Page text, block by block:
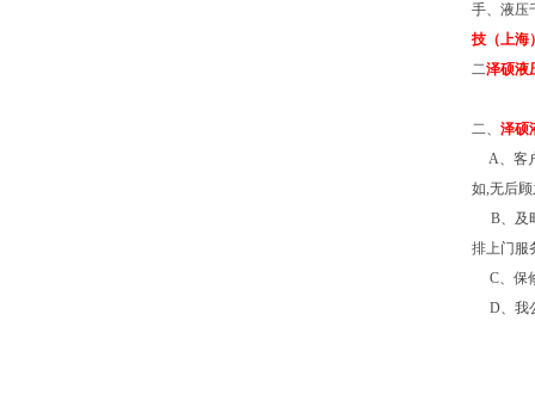
手、液压
技（上海
二泽硕液
二、 泽硕
A、客
如,无后
B、及
排上门服
C、保
D、我